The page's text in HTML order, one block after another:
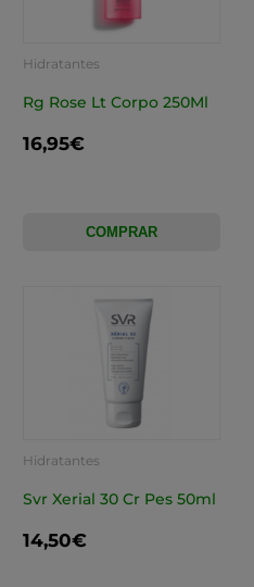
Hidratantes
Rg Rose Lt Corpo 250Ml
16,95€
COMPRAR
Hidratantes
Svr Xerial 30 Cr Pes 50ml
14,50€